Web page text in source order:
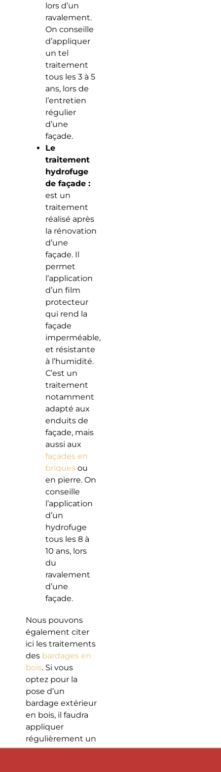
lors d’un
ravalement.
On conseille
d’appliquer
un tel
traitement
tous les 3 à 5
ans, lors de
l’entretien
régulier
d’une
façade.
Le
traitement
hydrofuge
de façade :
est un
traitement
réalisé après
la rénovation
d’une
façade. Il
permet
l’application
d’un film
protecteur
qui rend la
façade
imperméable,
et résistante
à l’humidité.
C’est un
traitement
notamment
adapté aux
enduits de
façade, mais
aussi aux
façades en
briquesou
en pierre. On
conseille
l’application
d’un
hydrofuge
tous les 8 à
10 ans, lors
du
ravalement
d’une
façade.
Nous pouvons
également citer
ici les traitements
des bardages en
bois. Si vous
optez pour la
pose d’un
bardage extérieur
en bois, il faudra
appliquer
régulièrement un
traitement. On